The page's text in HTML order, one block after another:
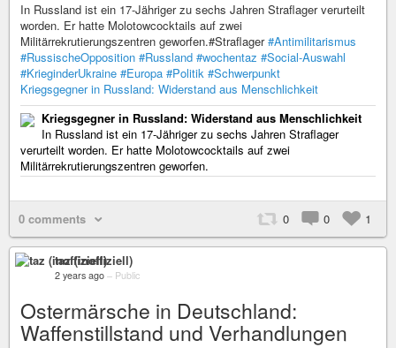
In Russland ist ein 17-Jähriger zu sechs Jahren Straflager verurteilt
worden. Er hatte Molotowcocktails auf zwei
Militärrekrutierungszentren geworfen.#Straflager#Antimilitarismus
#RussischeOpposition #Russland #wochentaz #Social-Auswahl
#KrieginderUkraine #Europa #Politik #Schwerpunkt
Kriegsgegner in Russland: Widerstand aus Menschlichkeit
Kriegsgegner in Russland: Widerstand aus Menschlichkeit
In Russland ist ein 17-Jähriger zu sechs Jahren Straflager
verurteilt worden. Er hatte Molotowcocktails auf zwei
Militärrekrutierungszentren geworfen.
0 comments 0 0 1
taz (inoffiziell)
2 years ago – Public
Ostermärsche in Deutschland:
Waffenstillstand und Verhandlungen